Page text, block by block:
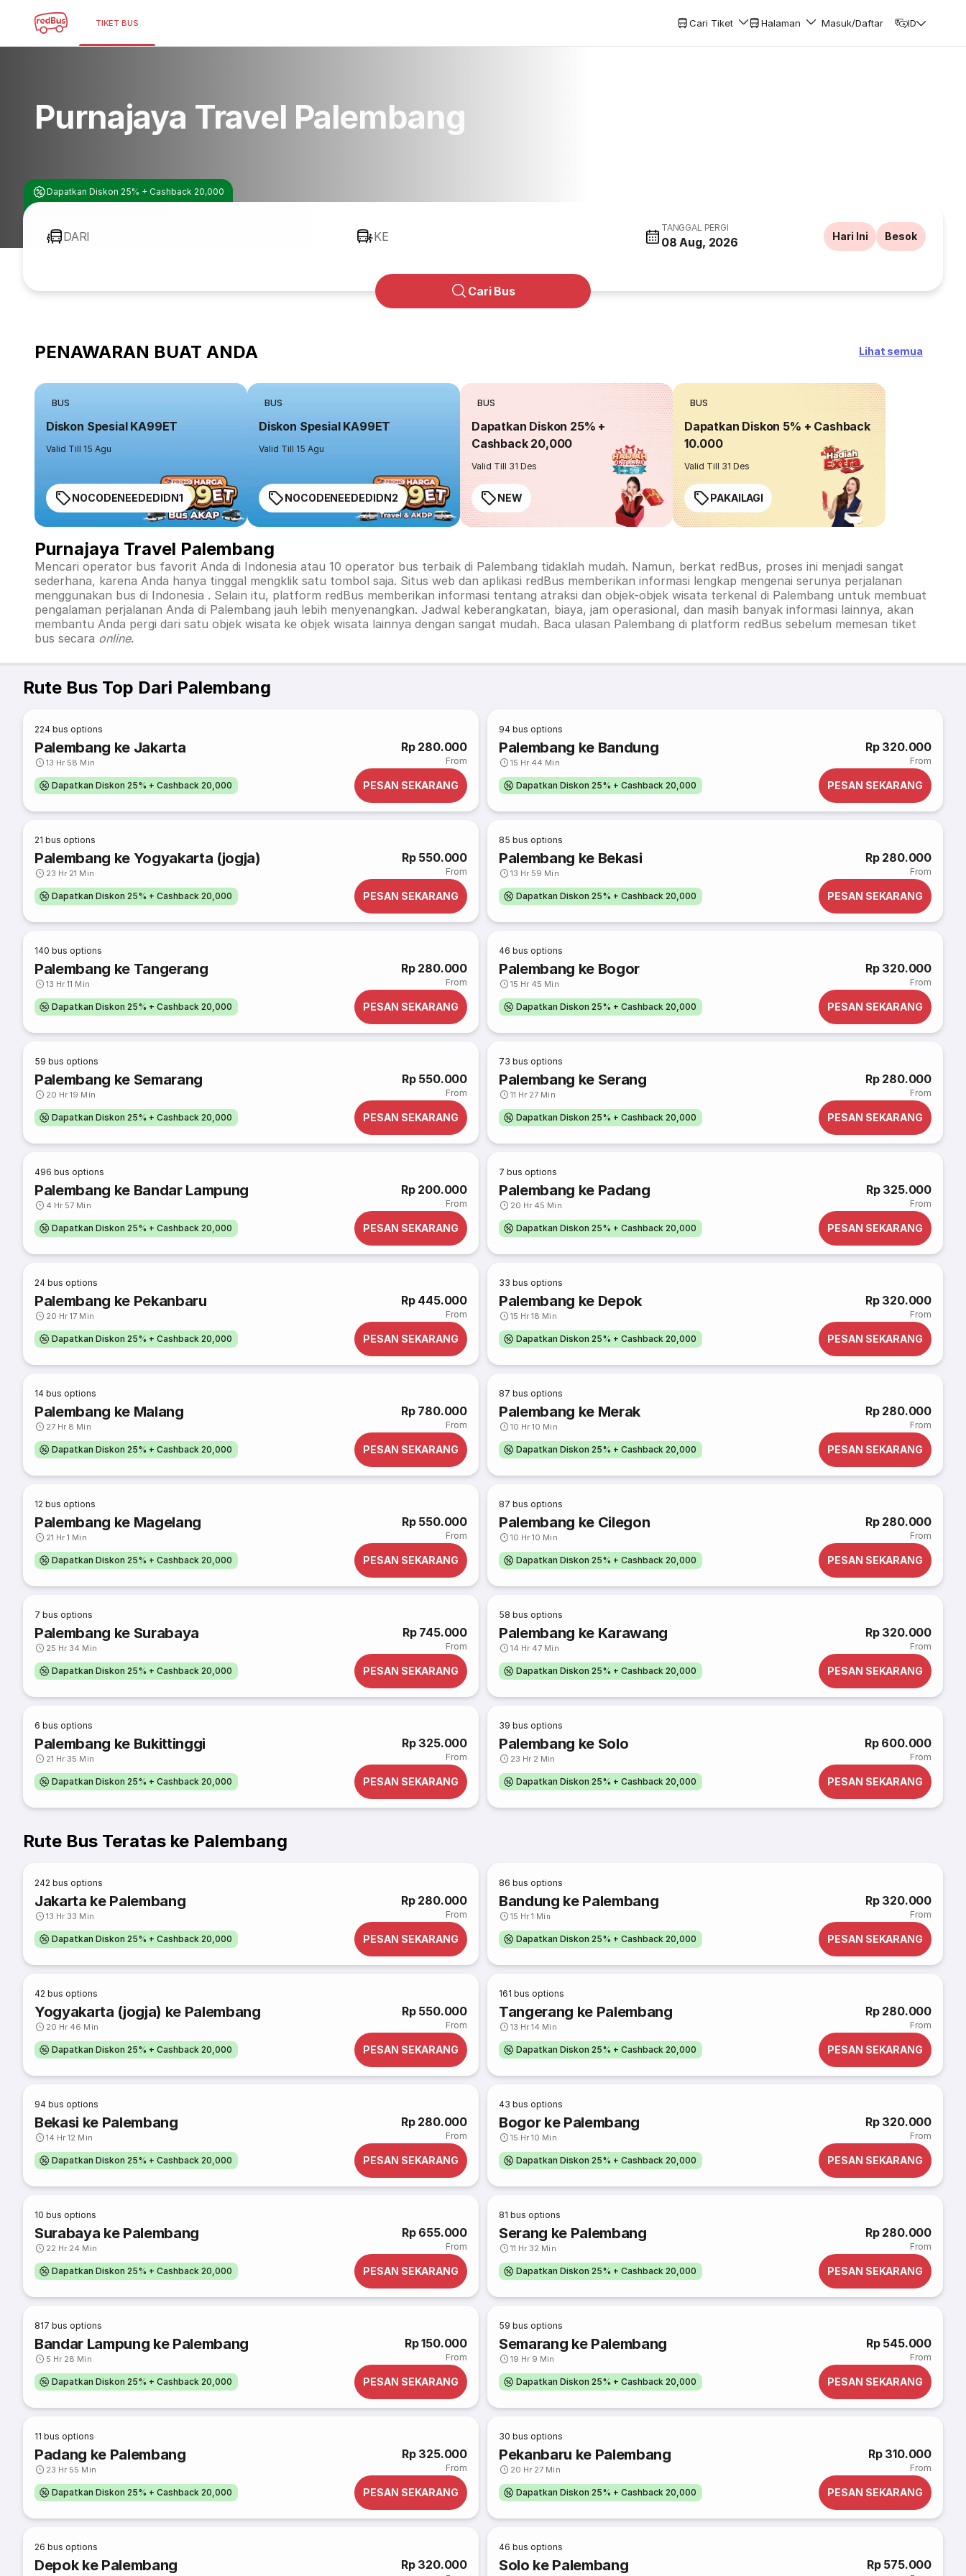
TIKET BUS Cari Tiket Halaman Masuk/Daftar ID
Purnajaya Travel Palembang
Dapatkan Diskon 25% + Cashback 20,000
DARI KE
TANGGAL PERGI
08 Aug, 2026 Hari Ini Besok
Cari Bus
PENAWARAN BUAT ANDA Lihat semua
BUS
Diskon Spesial KA99ET
Valid Till 15 Agu
NOCODENEEDEDIDN1
BUS
Diskon Spesial KA99ET
Valid Till 15 Agu
NOCODENEEDEDIDN2
BUS
Dapatkan Diskon 25% +
Cashback 20,000
Valid Till 31 Des
NEW
BUS
Dapatkan Diskon 5% + Cashback
10.000
Valid Till 31 Des
PAKAILAGI
Purnajaya Travel Palembang
Mencari operator bus favorit Anda di Indonesia atau 10 operator bus terbaik di Palembang tidaklah mudah. Namun, berkat redBus, proses ini menjadi sangat
sederhana, karena Anda hanya tinggal mengklik satu tombol saja. Situs web dan aplikasi redBus memberikan informasi lengkap mengenai serunya perjalanan
menggunakan bus di Indonesia . Selain itu, platform redBus memberikan informasi tentang atraksi dan objek-objek wisata terkenal di Palembang untuk membuat
pengalaman perjalanan Anda di Palembang jauh lebih menyenangkan. Jadwal keberangkatan, biaya, jam operasional, dan masih banyak informasi lainnya, akan
membantu Anda pergi dari satu objek wisata ke objek wisata lainnya dengan sangat mudah. Baca ulasan Palembang di platform redBus sebelum memesan tiket
bus secara online.
Rute Bus Top Dari Palembang
224 bus options
Palembang ke Jakarta
13 Hr 58 Min
Rp 280.000
From
Dapatkan Diskon 25% + Cashback 20,000 PESAN SEKARANG
94 bus options
Palembang ke Bandung
15 Hr 44 Min
Rp 320.000
From
Dapatkan Diskon 25% + Cashback 20,000 PESAN SEKARANG
21 bus options
Palembang ke Yogyakarta (jogja)
23 Hr 21 Min
Rp 550.000
From
Dapatkan Diskon 25% + Cashback 20,000 PESAN SEKARANG
85 bus options
Palembang ke Bekasi
13 Hr 59 Min
Rp 280.000
From
Dapatkan Diskon 25% + Cashback 20,000 PESAN SEKARANG
140 bus options
Palembang ke Tangerang
13 Hr 11 Min
Rp 280.000
From
Dapatkan Diskon 25% + Cashback 20,000 PESAN SEKARANG
46 bus options
Palembang ke Bogor
15 Hr 45 Min
Rp 320.000
From
Dapatkan Diskon 25% + Cashback 20,000 PESAN SEKARANG
59 bus options
Palembang ke Semarang
20 Hr 19 Min
Rp 550.000
From
Dapatkan Diskon 25% + Cashback 20,000 PESAN SEKARANG
73 bus options
Palembang ke Serang
11 Hr 27 Min
Rp 280.000
From
Dapatkan Diskon 25% + Cashback 20,000 PESAN SEKARANG
496 bus options
Palembang ke Bandar Lampung
4 Hr 57 Min
Rp 200.000
From
Dapatkan Diskon 25% + Cashback 20,000 PESAN SEKARANG
7 bus options
Palembang ke Padang
20 Hr 45 Min
Rp 325.000
From
Dapatkan Diskon 25% + Cashback 20,000 PESAN SEKARANG
24 bus options
Palembang ke Pekanbaru
20 Hr 17 Min
Rp 445.000
From
Dapatkan Diskon 25% + Cashback 20,000 PESAN SEKARANG
33 bus options
Palembang ke Depok
15 Hr 18 Min
Rp 320.000
From
Dapatkan Diskon 25% + Cashback 20,000 PESAN SEKARANG
14 bus options
Palembang ke Malang
27 Hr 8 Min
Rp 780.000
From
Dapatkan Diskon 25% + Cashback 20,000 PESAN SEKARANG
87 bus options
Palembang ke Merak
10 Hr 10 Min
Rp 280.000
From
Dapatkan Diskon 25% + Cashback 20,000 PESAN SEKARANG
12 bus options
Palembang ke Magelang
21 Hr 1 Min
Rp 550.000
From
Dapatkan Diskon 25% + Cashback 20,000 PESAN SEKARANG
87 bus options
Palembang ke Cilegon
10 Hr 10 Min
Rp 280.000
From
Dapatkan Diskon 25% + Cashback 20,000 PESAN SEKARANG
7 bus options
Palembang ke Surabaya
25 Hr 34 Min
Rp 745.000
From
Dapatkan Diskon 25% + Cashback 20,000 PESAN SEKARANG
58 bus options
Palembang ke Karawang
14 Hr 47 Min
Rp 320.000
From
Dapatkan Diskon 25% + Cashback 20,000 PESAN SEKARANG
6 bus options
Palembang ke Bukittinggi
21 Hr 35 Min
Rp 325.000
From
Dapatkan Diskon 25% + Cashback 20,000 PESAN SEKARANG
39 bus options
Palembang ke Solo
23 Hr 2 Min
Rp 600.000
From
Dapatkan Diskon 25% + Cashback 20,000 PESAN SEKARANG
Rute Bus Teratas ke Palembang
242 bus options
Jakarta ke Palembang
13 Hr 33 Min
Rp 280.000
From
Dapatkan Diskon 25% + Cashback 20,000 PESAN SEKARANG
86 bus options
Bandung ke Palembang
15 Hr 1 Min
Rp 320.000
From
Dapatkan Diskon 25% + Cashback 20,000 PESAN SEKARANG
42 bus options
Yogyakarta (jogja) ke Palembang
20 Hr 46 Min
Rp 550.000
From
Dapatkan Diskon 25% + Cashback 20,000 PESAN SEKARANG
161 bus options
Tangerang ke Palembang
13 Hr 14 Min
Rp 280.000
From
Dapatkan Diskon 25% + Cashback 20,000 PESAN SEKARANG
94 bus options
Bekasi ke Palembang
14 Hr 12 Min
Rp 280.000
From
Dapatkan Diskon 25% + Cashback 20,000 PESAN SEKARANG
43 bus options
Bogor ke Palembang
15 Hr 10 Min
Rp 320.000
From
Dapatkan Diskon 25% + Cashback 20,000 PESAN SEKARANG
10 bus options
Surabaya ke Palembang
22 Hr 24 Min
Rp 655.000
From
Dapatkan Diskon 25% + Cashback 20,000 PESAN SEKARANG
81 bus options
Serang ke Palembang
11 Hr 32 Min
Rp 280.000
From
Dapatkan Diskon 25% + Cashback 20,000 PESAN SEKARANG
817 bus options
Bandar Lampung ke Palembang
5 Hr 28 Min
Rp 150.000
From
Dapatkan Diskon 25% + Cashback 20,000 PESAN SEKARANG
59 bus options
Semarang ke Palembang
19 Hr 9 Min
Rp 545.000
From
Dapatkan Diskon 25% + Cashback 20,000 PESAN SEKARANG
11 bus options
Padang ke Palembang
23 Hr 55 Min
Rp 325.000
From
Dapatkan Diskon 25% + Cashback 20,000 PESAN SEKARANG
30 bus options
Pekanbaru ke Palembang
20 Hr 27 Min
Rp 310.000
From
Dapatkan Diskon 25% + Cashback 20,000 PESAN SEKARANG
26 bus options
Depok ke Palembang Rp 320.000
46 bus options
Solo ke Palembang Rp 575.000